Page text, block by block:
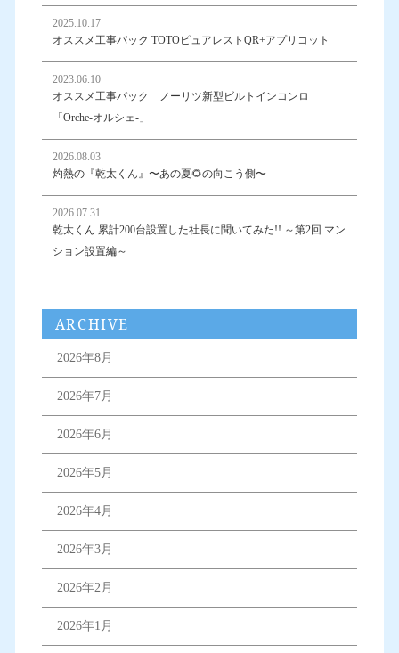
2025.10.17
オススメ工事パック TOTOピュアレストQR+アプリコット
2023.06.10
オススメ工事パック ノーリツ新型ビルトインコンロ
「Orche-オルシェ-」
2026.08.03
灼熱の『乾太くん』〜あの夏🌻の向こう側〜
2026.07.31
乾太くん 累計200台設置した社長に聞いてみた!! ～第2回 マン
ション設置編～
ARCHIVE
2026年8月
2026年7月
2026年6月
2026年5月
2026年4月
2026年3月
2026年2月
2026年1月